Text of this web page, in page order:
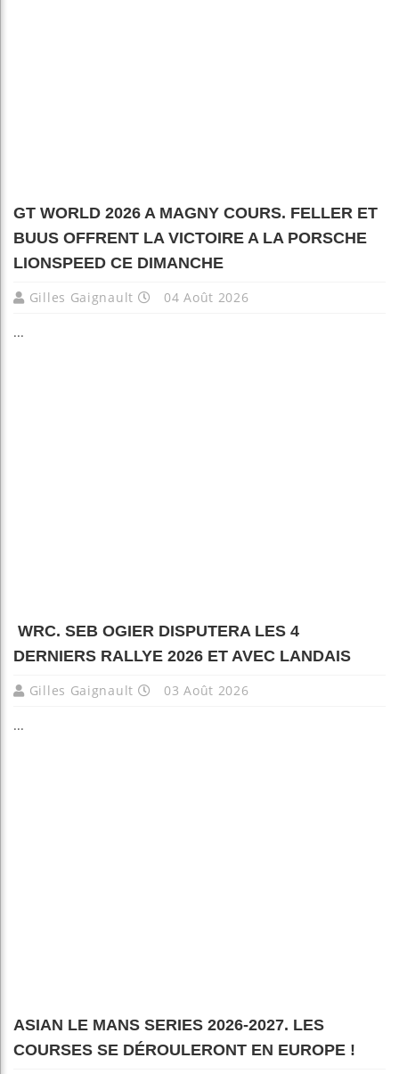
GT WORLD 2026 A MAGNY COURS. FELLER ET
BUUS OFFRENT LA VICTOIRE A LA PORSCHE
LIONSPEED CE DIMANCHE
Gilles Gaignault 04 Août 2026
...
WRC. SEB OGIER DISPUTERA LES 4
DERNIERS RALLYE 2026 ET AVEC LANDAIS
Gilles Gaignault 03 Août 2026
...
ASIAN LE MANS SERIES 2026-2027. LES
COURSES SE DÉROULERONT EN EUROPE !